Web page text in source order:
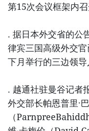
第15次会议框架内召
. 据日本外交省的公
律宾三国高级外交
下月举行的三边领导
. 越通社驻曼谷记者
外交部长帕恩普里·
（